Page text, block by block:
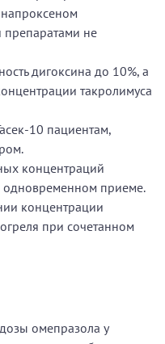
не
дигоксина до 10%, а
такролимуса
10 пациентам,
концентраций
одновременном приеме.
концентрации
при сочетанном
омепразола у